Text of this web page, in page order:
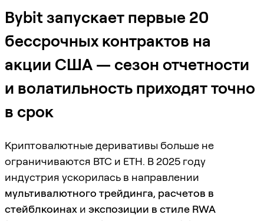
Bybit запускает первые 20
бессрочных контрактов на
акции США — сезон отчетности
и волатильность приходят точно
в срок
Криптовалютные деривативы больше не
ограничиваются BTC и ETH. В 2025 году
индустрия ускорилась в направлении
мультивалютного трейдинга, расчетов в
стейблкоинах и экспозиции в стиле RWA